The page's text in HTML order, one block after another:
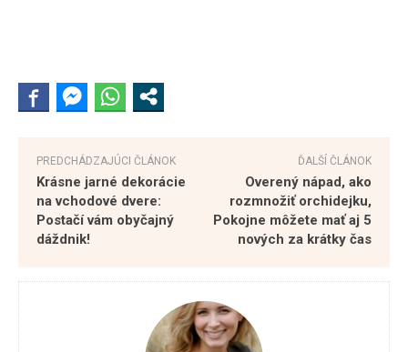
PREDCHÁDZAJÚCI ČLÁNOK
Krásne jarné dekorácie
na vchodové dvere:
Postačí vám obyčajný
dáždnik!
ĎALŠÍ ČLÁNOK
Overený nápad, ako
rozmnožiť orchidejku,
Pokojne môžete mať aj 5
nových za krátky čas